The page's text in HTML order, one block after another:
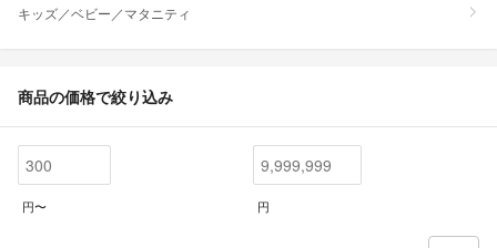
キッズ／ベビー／マタニティ
商品の価格で絞り込み
円〜 円